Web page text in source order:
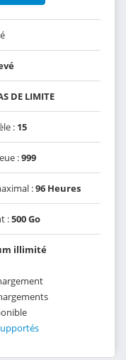
DE LIMITE
: 15
:999
:96 Heures
:500 Go
illimité